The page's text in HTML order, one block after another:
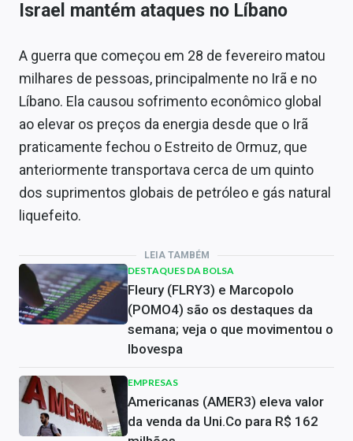
Israel mantém ataques no Líbano
A guerra que começou em 28 de fevereiro matou
milhares de pessoas, principalmente no Irã e no
Líbano. Ela causou sofrimento econômico global
ao elevar os preços da energia desde que o Irã
praticamente fechou o Estreito de Ormuz, que
anteriormente transportava cerca de um quinto
dos suprimentos globais de petróleo e gás natural
liquefeito.
LEIA TAMBÉM
DESTAQUES DA BOLSA
Fleury (FLRY3) e Marcopolo
(POMO4) são os destaques da
semana; veja o que movimentou o
Ibovespa
EMPRESAS
Americanas (AMER3) eleva valor
da venda da Uni.Co para R$ 162